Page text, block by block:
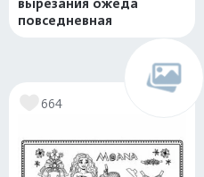
вырезания ожеда
повседневная
664